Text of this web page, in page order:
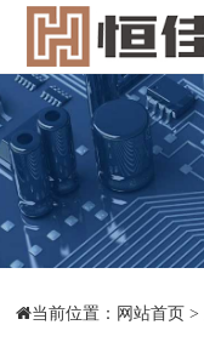
当前位置： 网站首页 >